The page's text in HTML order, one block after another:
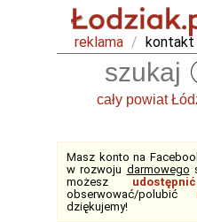
reklama / kontakt
Masz konto na
w rozwoju darmowego
możesz
obserwować/polubić
dziękujemy!